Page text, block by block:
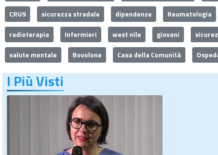
CRU9
sicurezza stradale dipendenze
Reumatologia
radioterapia
Infermieri west nile giovani
salute mentale
Bovolone Casa della Comunità
I Più Visti